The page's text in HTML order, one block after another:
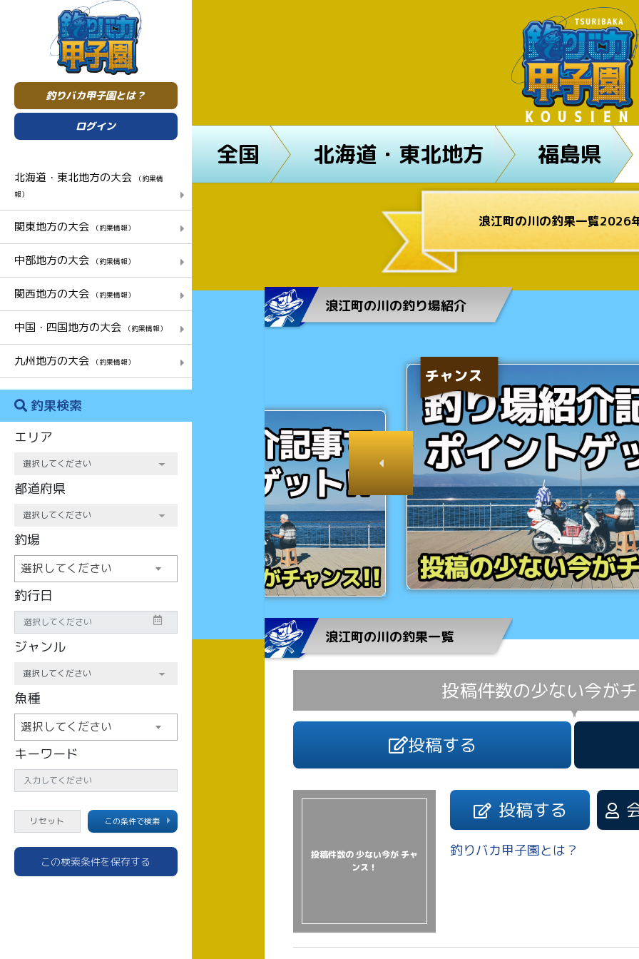
釣りバカ甲子園とは？
ログイン
北海道・東北地方の大会
（釣果情
報）
関東地方の大会 （釣果情報）
中部地方の大会 （釣果情報）
関西地方の大会 （釣果情報）
中国・四国地方の大会 （釣果情報）
九州地方の大会 （釣果情報）
釣果検索
エリア
都道府県
釣場
選択してください
釣行日
ジャンル
魚種
選択してください
キーワード
この条件で検索
この検索条件を保存する
全国 北海道・東北地方 福島県
浪江町の川の釣果一覧2026
浪江町の川の釣り場紹介
チャンス
チャンス
浪江町の川の釣果一覧
投稿件数の少ない今が
投稿する
投稿件数の 少ない今が チャ
ンス！
投稿する
釣りバカ甲子園とは？